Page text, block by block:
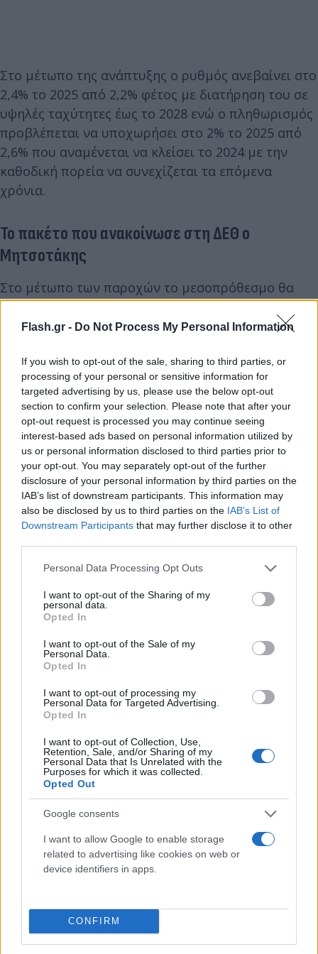
Flash.gr - Do Not Process My Personal Information
If you wish to opt-out of the sale, sharing to third parties, or
processing of your personal or sensitive information for
targeted advertising by us, please use the below opt-out
section to confirm your selection. Please note that after your
opt-out request is processed you may continue seeing
interest-based ads based on personal information utilized by
us or personal information disclosed to third parties prior to
your opt-out. You may separately opt-out of the further
disclosure of your personal information by third parties on the
IAB’s list of downstream participants. This information may
also be disclosed by us to third parties on the IAB’s List of
Downstream Participants that may further disclose it to other
Please note that this website/app uses one or more Google
not limited to your visit or usage behaviour. You may click to
grant or deny consent to Google and its third-party tags to
use your data for below specified purposes in below Google
consent section.
Personal Data Processing Opt Outs
I want to opt-out of the Sharing of my
personal data.
Opted In
I want to opt-out of the Sale of my
Personal Data.
Opted In
I want to opt-out of processing my
Personal Data for Targeted Advertising.
Opted In
I want to opt-out of Collection, Use,
Retention, Sale, and/or Sharing of my
Personal Data that Is Unrelated with the
Purposes for which it was collected.
Opted Out
Google consents
I want to allow Google to enable storage
related to advertising like cookies on web or
device identifiers in apps.
CONFIRM
Στο μέτωπο της ανάπτυξης ο ρυθμός ανεβαίνει στο
2,4% το 2025 από 2,2% φέτος με διατήρηση του σε
υψηλές ταχύτητες έως το 2028 ενώ ο πληθωρισμός
προβλέπεται να υποχωρήσει στο 2% το 2025 από
2,6% που αναμένεται να κλείσει το 2024 με την
καθοδική πορεία να συνεχίζεται τα επόμενα
χρόνια.
Το πακέτο που ανακοίνωσε στη ΔΕΘ ο
Μητσοτάκης
Στο μέτωπο των παροχών το μεσοπρόθεσμο θα
ενσωματώνει μέτρα ύψους 1,2 δις. ευρώ για το 2025
που ανακοίνωσε ο πρωθυπουργός στη ΔΕΘ.
αύξηση συντάξεων στην περιοχή του 2,5%
έκτακτη οικονομική ενίσχυση σε 670.000
συνταξιούχους με προσωπική διαφορά
πάνω από 10 ευρώ που θα καταβληθεί το
Δεκέμβριο και θα κυμαίνεται από 100-200
ευρώ ανάλογα με το ύψος των συντάξιμων
αποδοχών με ανώτατο όριο τα 1.600 ευρώ.
αύξηση μισθών στο Δημόσιο ώστε ο
εισαγωγικός να μην υπολείπεται του
αύξηση του φοιτητικού στεγαστικού
επιδόματος για τα Περιφερειακά
Πανεπιστήμια από τα 1.500 στα 2.000 ευρώ
ετησίως και 2.500 σε περίπτωση
συγκατοίκησης
νυχτερινών των ένστολων (αστυνομία,
πυροσβεστικό σώμα, λιμενικό, ένοπλες
δυνάμεις)
μία επιπλέον δόση στους δικαιούχους
επιδόματος παιδιού του ΟΠΕΚΑ
εφάπαξ ενίσχυση 200 ευρώ για δικαιούχους
ΟΠΕΚΑ και ανασφάλιστους υπερήλικες.